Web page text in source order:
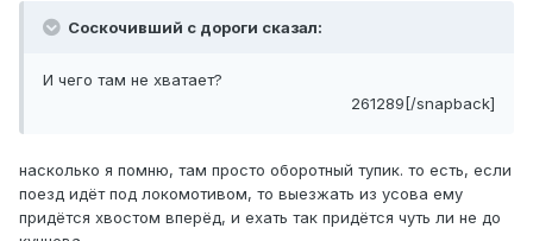
Соскочивший с дороги сказал:
И чего там не хватает?
261289[/snapback]
насколько я помню, там просто оборотный тупик. то есть, если
поезд идёт под локомотивом, то выезжать из усова ему
придётся хвостом вперёд, и ехать так придётся чуть ли не до